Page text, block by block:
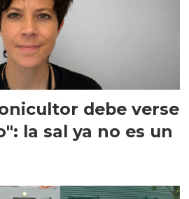
debe verse
la sal ya no es un